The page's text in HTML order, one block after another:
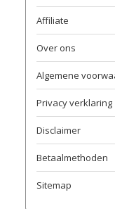
Affiliate
Over ons
Algemene
Privacy verklaring
Disclaimer
Betaalmethoden
Sitemap